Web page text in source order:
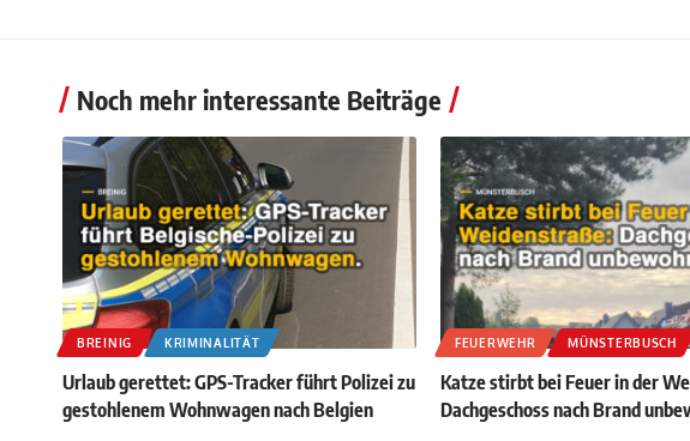
Noch mehr interessante Beiträge
BREINIG KRIMINALITÄT
Urlaub gerettet: GPS-Tracker führt Polizei zu
gestohlenem Wohnwagen nach Belgien
FEUERWEHR MÜNSTERBUSCH
Katze stirbt bei Feuer in der
Dachgeschoss nach Brand